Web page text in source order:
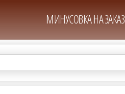
МИНУСОВКА НА ЗАКАЗ